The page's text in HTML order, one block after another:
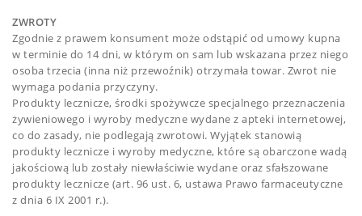
ZWROTY
Zgodnie z prawem konsument może odstąpić od umowy kupna
w terminie do 14 dni, w którym on sam lub wskazana przez niego
osoba trzecia (inna niż przewoźnik) otrzymała towar. Zwrot nie
wymaga podania przyczyny.
Produkty lecznicze, środki spożywcze specjalnego przeznaczenia
żywieniowego i wyroby medyczne wydane z apteki internetowej,
co do zasady, nie podlegają zwrotowi. Wyjątek stanowią
produkty lecznicze i wyroby medyczne, które są obarczone wadą
jakościową lub zostały niewłaściwie wydane oraz sfałszowane
produkty lecznicze (art. 96 ust. 6, ustawa Prawo farmaceutyczne
z dnia 6 IX 2001 r.).